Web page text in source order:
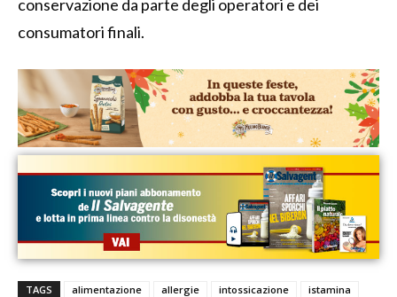
conservazione da parte degli operatori e dei
consumatori finali.
TAGS alimentazione allergie intossicazione
istamina